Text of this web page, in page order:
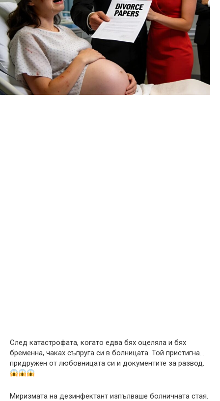
След катастрофата, когато едва бях оцеляла и бях
бременна, чаках съпруга си в болницата. Той пристигна…
придружен от любовницата си и документите за развод.
Миризмата на дезинфектант изпълваше болничната стая.